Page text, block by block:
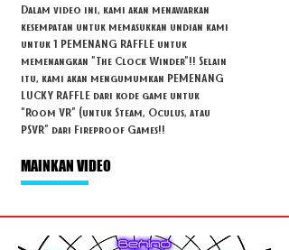
Dalam video ini, kami akan menawarkan
kesempatan untuk memasukkan undian kami
untuk 1 PEMENANG RAFFLE untuk
memenangkan "The Clock Winder"!! Selain
itu, kami akan mengumumkan PEMENANG
LUCKY RAFFLE dari kode game untuk
"Room VR" (untuk Steam, Oculus, atau
PSVR" dari Fireproof Games!!
MAINKAN VIDEO